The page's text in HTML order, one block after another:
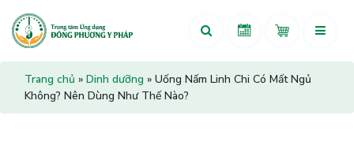
Trang chủ » Dinh dưỡng » Uống Nấm Linh Chi Có Mất Ngủ
Không? Nên Dùng Như Thế Nào?